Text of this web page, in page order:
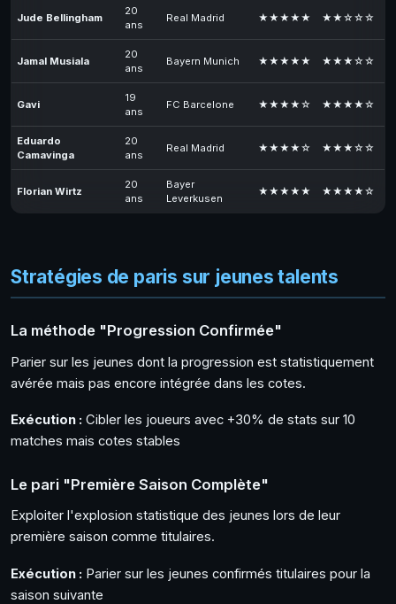
Jude Bellingham
20
ans
Real Madrid ★★★★★ ★★☆☆☆
Jamal Musiala
20
ans
Bayern Munich ★★★★★ ★★★☆☆
Gavi
19
ans
FC Barcelone ★★★★☆ ★★★★☆
Eduardo
Camavinga
20
ans
Real Madrid ★★★★☆ ★★★☆☆
Florian Wirtz
20
ans
Bayer
Leverkusen
★★★★★ ★★★★☆
Stratégies de paris sur jeunes talents
La méthode "Progression Confirmée"
Parier sur les jeunes dont la progression est statistiquement
avérée mais pas encore intégrée dans les cotes.
Exécution : Cibler les joueurs avec +30% de stats sur 10
matches mais cotes stables
Le pari "Première Saison Complète"
Exploiter l'explosion statistique des jeunes lors de leur
première saison comme titulaires.
Exécution : Parier sur les jeunes confirmés titulaires pour la
saison suivante